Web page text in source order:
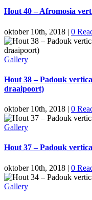
Hout 40 – Afromosia
oktober 10th, 2018 | 0
Gallery
Hout 38 – Padouk
draaipoort)
oktober 10th, 2018 | 0
Gallery
Hout 37 – Padouk
oktober 10th, 2018 | 0
Gallery